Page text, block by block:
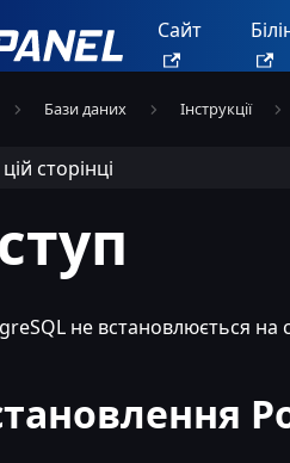
Сайт
Бази даних Інструкції
сторінці
не встановлюється на